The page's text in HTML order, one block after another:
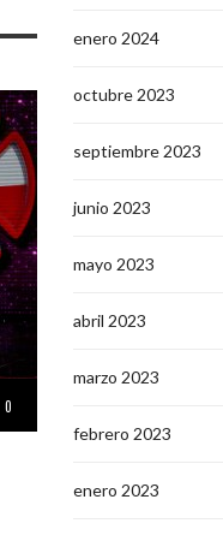
0
enero 2024
octubre 2023
septiembre 2023
junio 2023
mayo 2023
abril 2023
marzo 2023
febrero 2023
enero 2023